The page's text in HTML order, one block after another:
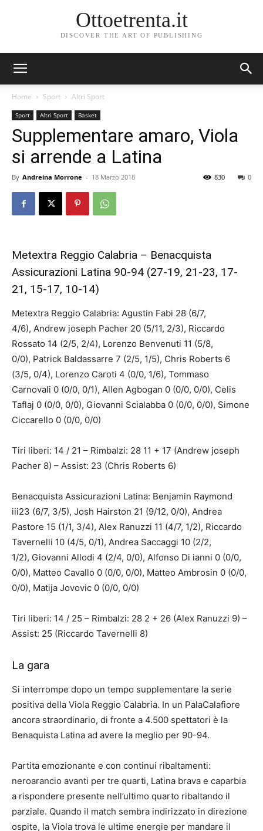
Ottoetrenta.it
DISCOVER THE ART OF PUBLISHING
Home Sport Altri Sport
Sport Altri Sport Basket
Supplementare amaro, Viola
si arrende a Latina
By Andreina Morrone - 18 Marzo 2018 0
830
Metextra Reggio Calabria – Benacquista
Assicurazioni Latina 90-94 (27-19, 21-23, 17-
21, 15-17, 10-14)
Metextra Reggio Calabria: Agustin Fabi 28 (6/7,
4/6), Andrew joseph Pacher 20 (5/11, 2/3), Riccardo
Rossato 14 (2/5, 2/4), Lorenzo Benvenuti 11 (5/8,
0/0), Patrick Baldassarre 7 (2/5, 1/5), Chris Roberts 6
(3/5, 0/4), Lorenzo Caroti 4 (0/0, 1/6), Tommaso
Carnovali 0 (0/0, 0/1), Allen Agbogan 0 (0/0, 0/0), Celis
Taflaj 0 (0/0, 0/0), Giovanni Scialabba 0 (0/0, 0/0), Simone
Ciccarello 0 (0/0, 0/0)
Tiri liberi: 14 / 21 – Rimbalzi: 28 11 + 17 (Andrew joseph
Pacher 8) – Assist: 23 (Chris Roberts 6)
Benacquista Assicurazioni Latina: Benjamin Raymond
iii23 (6/7, 3/5), Josh Hairston 21 (9/12, 0/0), Andrea
Pastore 15 (1/1, 3/4), Alex Ranuzzi 11 (4/7, 1/2), Riccardo
Tavernelli 10 (4/5, 0/1), Andrea Saccaggi 10 (2/2,
1/2), Giovanni Allodi 4 (2/4, 0/0), Alfonso Di ianni 0 (0/0,
0/0), Matteo Cavallo 0 (0/0, 0/0), Matteo Ambrosin 0 (0/0,
0/0), Matija Jovovic 0 (0/0, 0/0)
Tiri liberi: 14 / 25 – Rimbalzi: 28 2 + 26 (Alex Ranuzzi 9) –
Assist: 25 (Riccardo Tavernelli 8)
La gara
Si interrompe dopo un tempo supplementare la serie
positiva della Viola Reggio Calabria. In un PalaCalafiore
ancora straordinario, di fronte a 4.500 spettatori è la
Benaquista Latina ad avere la meglio per 90-94.
Partita emozionante e con continui ribaltamenti:
neroarancio avanti per tre quarti, Latina brava e caparbia
a rispondere presente nell’ultimo quarto ribaltando il
parziale. Quando il match sembra indirizzato in direzione
ospite, la Viola trova le ultime energie per mandare il